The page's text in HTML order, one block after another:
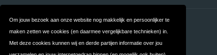
Om jouw bezoek aan onze website nog makkelijk en persoonlijker te
maken zetten we cookies (en daarmee vergelijkbare technieken) in.
Met deze cookies kunnen wij en derde partijen informatie over jou
Contact Over ons
Privacy Algemene